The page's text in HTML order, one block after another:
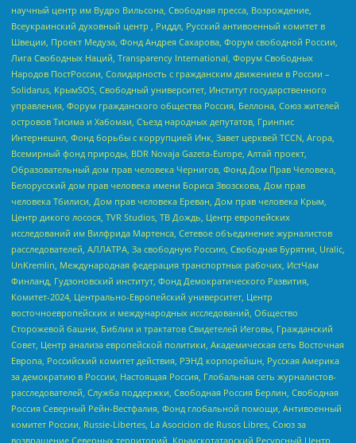
научный центр им Вудро Вильсона, Свободная пресса, Возрождение,
Всеукраинский духовный центр , Риддл, Русский антивоенный комитет в
Швеции, Проект Медуза, Фонд Андрея Сахарова, Форум свободной России,
Лига Свободных Наций, Transparеncy International, Форум Свободных
Народов ПостРоссии, Солидарность с гражданским движением в России –
Solidarus, КрымSOS, Свободный университет, Институт государственного
управления, Форум гражданского общества Россия, Беллона, Союз жителей
островов Тисима и Хабомаи, Съезд народных депутатов, Гринпис
Интернешнл, Фонд борьбы с коррупцией Инк, Завет церквей TCCN, Агора,
Всемирный фонд природы, BDR Novaja Gazeta-Europe, Алтай проект,
Образовательный дом прав человека Чернигов, Фонд Дом Прав Человека,
Белорусский дом прав человека имени Бориса Звозскова, Дом прав
человека Тбилиси, Дом прав человека Ереван, Дом прав человека Крым,
Центр дикого лосося, TVR Studios, ТВ Дождь, Центр европейских
исследований им Вилфрида Мартенса, Сетевое объединение журналистов
расследователей, АЛЛАТРА, За свободную Россию, Свободная Бурятия, Uralic,
UnKremlin, Международная федерация транспортных рабочих, ИстЧам
Финланд, Гудзоновский институт, Фонд Демократического Развития,
Комитет-2024, Центрально-Европейский университет, Центр
восточноевропейских и международных исследований, Общество
Сторожевой башни, Библии и трактатов Свидетелей Иеговы, Гражданский
Совет, Центр анализа европейской политики, Академическая сеть Восточная
Европа, Российский комитет действия, РЭНД корпорейшн, Русская Америка
за демократию в России, Настоящая Россия, Глобальная сеть журналистов-
расследователей, Служба поддержки, Свободная Россия Берлин, Свободная
Россия Северный Рейн-Вестфалия, Фонд глобальной помощи, Антивоенный
комитет России, Russie-Libertes, La Asocicion de Rusos Libres, Союз за
возвращение Северных территорий, Крымскотатарский Ресурсный Центр,